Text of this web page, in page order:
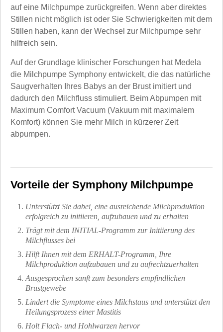
auf eine Milchpumpe zurückgreifen. Wenn aber direktes
Stillen nicht möglich ist oder Sie Schwierigkeiten mit dem
Stillen haben, kann der Wechsel zur Milchpumpe sehr
hilfreich sein.
Auf der Grundlage klinischer Forschungen hat Medela
die Milchpumpe Symphony entwickelt, die das natürliche
Saugverhalten Ihres Babys an der Brust imitiert und
dadurch den Milchfluss stimuliert. Beim Abpumpen mit
Maximum Comfort Vacuum (Vakuum mit maximalem
Komfort) können Sie mehr Milch in kürzerer Zeit
abpumpen.
Vorteile der Symphony Milchpumpe
Unterstützt Sie dabei, eine ausreichende Milchproduktion
erfolgreich zu initiieren, aufzubauen und zu erhalten
Trägt mit dem INITIAL-Programm zur Initiierung des
Milchflusses bei
Hilft Ihnen mit dem ERHALT-Programm, Ihre
Milchproduktion aufzubauen und zu aufrechtzuerhalten
Ausgesprochen sanft zum besonders empfindlichen
Brustgewebe
Lindert die Symptome eines Milchstaus und unterstützt den
Heilungsprozess einer Mastitis
Holt Flach- und Hohlwarzen hervor